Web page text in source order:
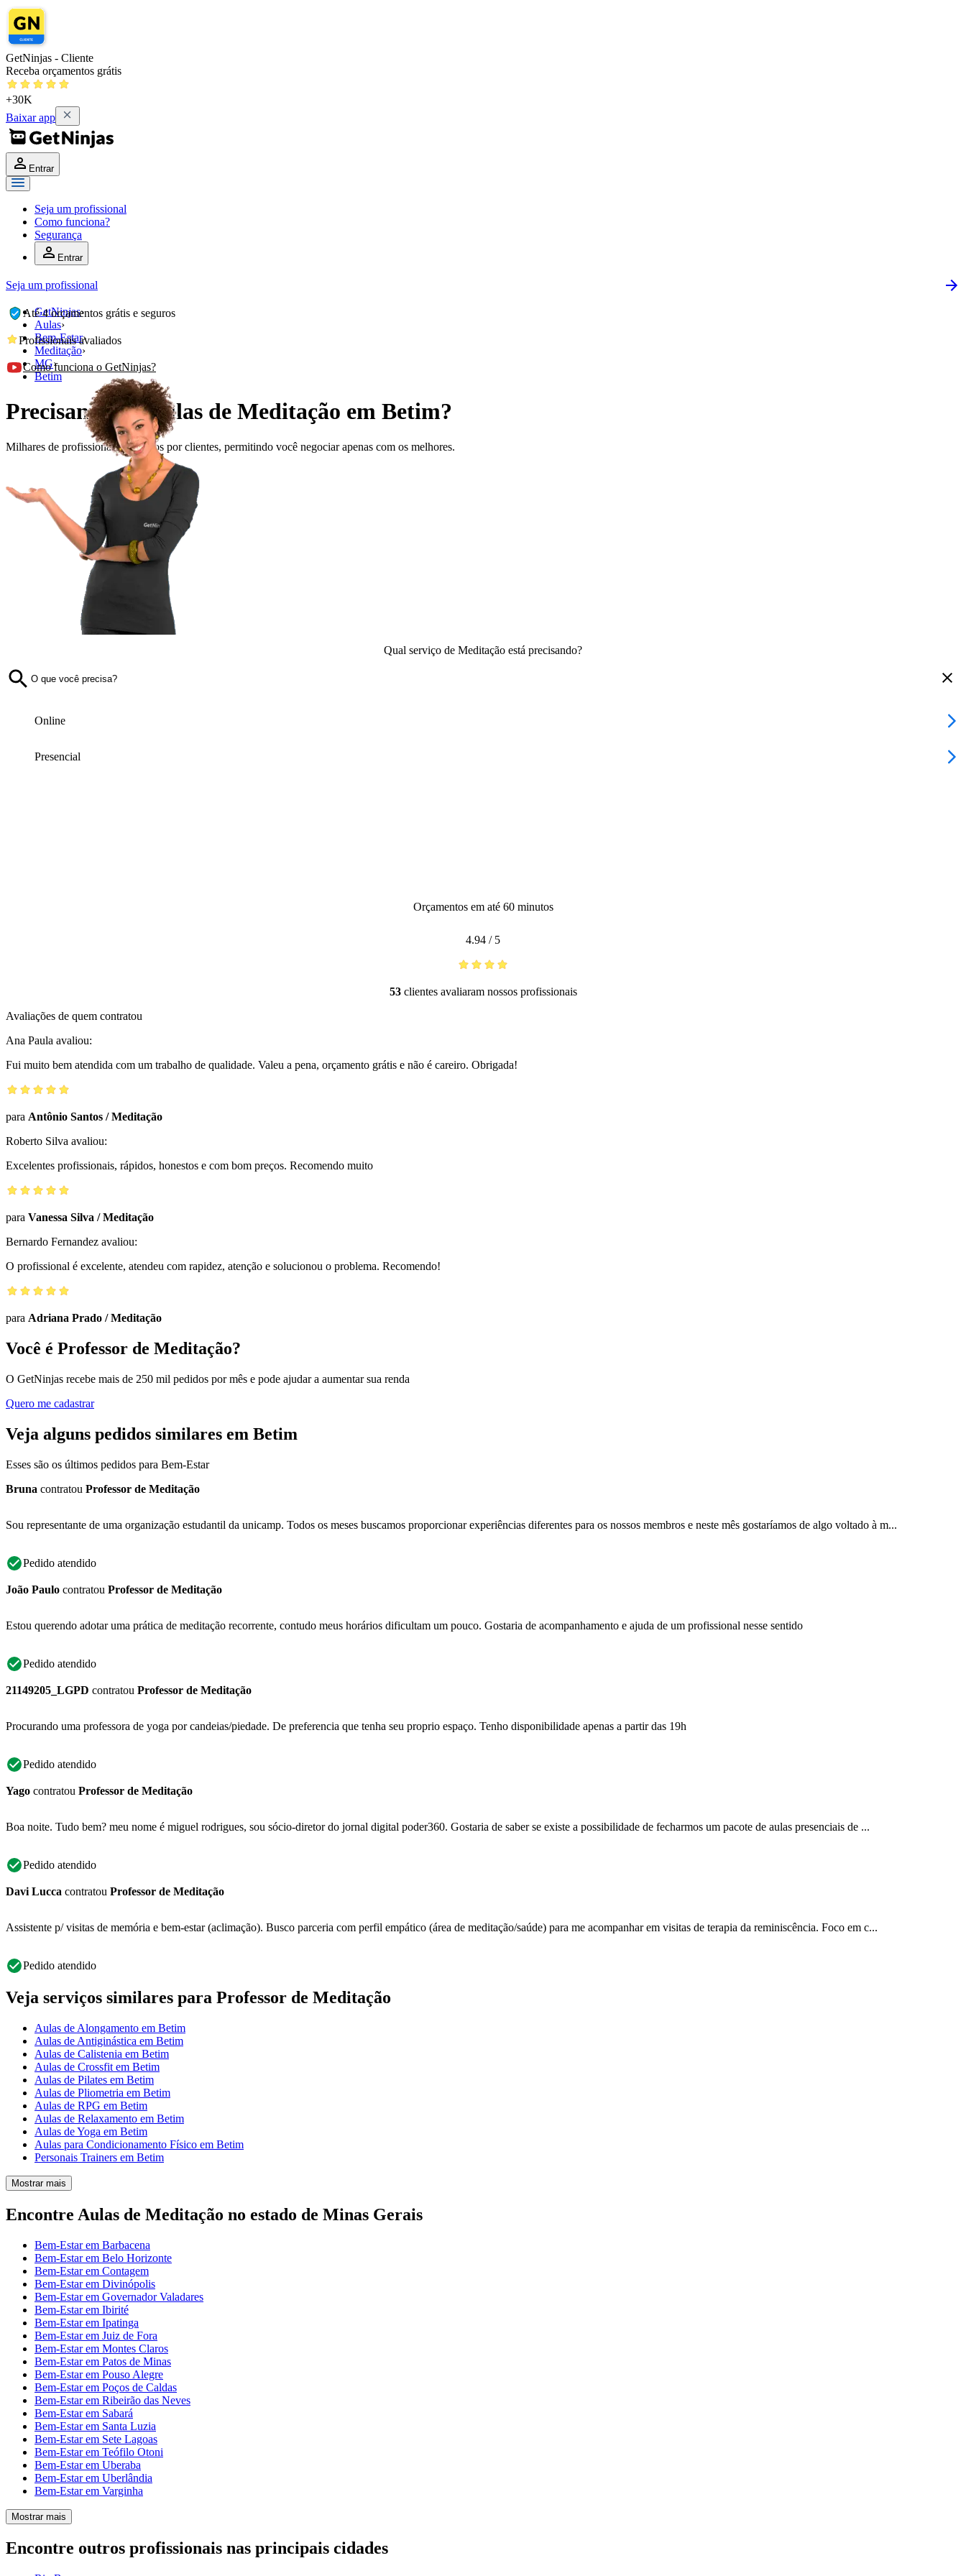
GetNinjas - Cliente
Receba orçamentos grátis
+30K
Baixar app
Entrar
Seja um profissional
Como funciona?
Segurança
Entrar
Seja um profissional
GetNinjas›
Aulas›
Bem-Estar›
Meditação›
MG›
Betim
Precisando de Aulas de Meditação em Betim?
Milhares de profissionais avaliados por clientes, permitindo você negociar apenas com os melhores.
Até 4 orçamentos grátis e seguros
Profissionais avaliados
Como funciona o GetNinjas?
Qual serviço de Meditação está precisando?
Online
Presencial
Orçamentos em até 60 minutos
4.94 / 5
53clientes avaliaram nossos profissionais
Avaliações de quem contratou
Ana Paula avaliou:
Fui muito bem atendida com um trabalho de qualidade. Valeu a pena, orçamento grátis e não é careiro. Obrigada!
para Antônio Santos /Meditação
Roberto Silva avaliou:
Excelentes profissionais, rápidos, honestos e com bom preços. Recomendo muito
para Vanessa Silva /Meditação
Bernardo Fernandez avaliou:
O profissional é excelente, atendeu com rapidez, atenção e solucionou o problema. Recomendo!
para Adriana Prado /Meditação
Você é Professor de Meditação?
O GetNinjas recebe mais de 250 mil pedidos por mês e pode ajudar a aumentar sua renda
Quero me cadastrar
Veja alguns pedidos similares em Betim
Esses são os últimos pedidos para Bem-Estar
Bruna contratou Professor de Meditação
Sou representante de uma organização estudantil da unicamp. Todos os meses buscamos proporcionar experiências diferentes para os nossos membros e neste mês gostaríamos de algo voltado à m...
Pedido atendido
João Paulo contratou Professor de Meditação
Estou querendo adotar uma prática de meditação recorrente, contudo meus horários dificultam um pouco. Gostaria de acompanhamento e ajuda de um profissional nesse sentido
Pedido atendido
21149205_LGPD contratou Professor de Meditação
Procurando uma professora de yoga por candeias/piedade. De preferencia que tenha seu proprio espaço. Tenho disponibilidade apenas a partir das 19h
Pedido atendido
Yago contratou Professor de Meditação
Boa noite. Tudo bem? meu nome é miguel rodrigues, sou sócio-diretor do jornal digital poder360. Gostaria de saber se existe a possibilidade de fecharmos um pacote de aulas presenciais de ...
Pedido atendido
Davi Lucca contratou Professor de Meditação
Assistente p/ visitas de memória e bem-estar (aclimação). Busco parceria com perfil empático (área de meditação/saúde) para me acompanhar em visitas de terapia da reminiscência. Foco em c...
Pedido atendido
Veja serviços similares para Professor de Meditação
Aulas de Alongamento em Betim
Aulas de Antiginástica em Betim
Aulas de Calistenia em Betim
Aulas de Crossfit em Betim
Aulas de Pilates em Betim
Aulas de Pliometria em Betim
Aulas de RPG em Betim
Aulas de Relaxamento em Betim
Aulas de Yoga em Betim
Aulas para Condicionamento Físico em Betim
Personais Trainers em Betim
Mostrar mais
Encontre Aulas de Meditação no estado de Minas Gerais
Bem-Estar em Barbacena
Bem-Estar em Belo Horizonte
Bem-Estar em Contagem
Bem-Estar em Divinópolis
Bem-Estar em Governador Valadares
Bem-Estar em Ibirité
Bem-Estar em Ipatinga
Bem-Estar em Juiz de Fora
Bem-Estar em Montes Claros
Bem-Estar em Patos de Minas
Bem-Estar em Pouso Alegre
Bem-Estar em Poços de Caldas
Bem-Estar em Ribeirão das Neves
Bem-Estar em Sabará
Bem-Estar em Santa Luzia
Bem-Estar em Sete Lagoas
Bem-Estar em Teófilo Otoni
Bem-Estar em Uberaba
Bem-Estar em Uberlândia
Bem-Estar em Varginha
Mostrar mais
Encontre outros profissionais nas principais cidades